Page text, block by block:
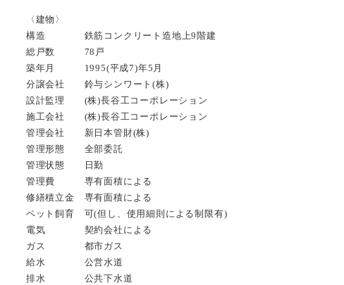
〈建物〉
構造 鉄筋コンクリート造地上9階建
総戸数 78戸
築年月 1995(平成7)年5月
分譲会社 鈴与シンワート(株)
設計監理 (株)長谷工コーポレーション
施工会社 (株)長谷工コーポレーション
管理会社 新日本管財(株)
管理形態 全部委託
管理状態 日勤
管理費 専有面積による
修繕積立金 専有面積による
ペット飼育 可(但し、使用細則による制限有)
電気 契約会社による
ガス 都市ガス
給水 公営水道
排水 公共下水道